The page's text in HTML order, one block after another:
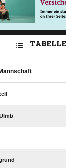
TABELLE
Mannschaft